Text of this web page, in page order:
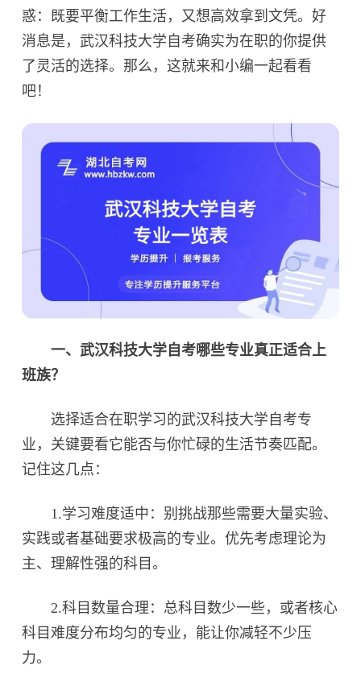
惑：既要平衡工作生活，又想高效拿到文凭。好
消息是，武汉科技大学自考确实为在职的你提供
了灵活的选择。那么，这就来和小编一起看看
吧！
一、武汉科技大学自考哪些专业真正适合上
班族？
选择适合在职学习的武汉科技大学自考专
业，关键要看它能否与你忙碌的生活节奏匹配。
记住这几点：
1.学习难度适中：别挑战那些需要大量实验、
实践或者基础要求极高的专业。优先考虑理论为
主、理解性强的科目。
2.科目数量合理：总科目数少一些，或者核心
科目难度分布均匀的专业，能让你减轻不少压
力。